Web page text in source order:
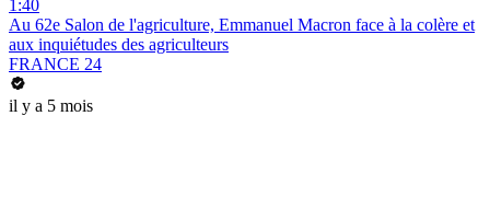
1:40
Au 62e Salon de l'agriculture, Emmanuel Macron face à la colère et
aux inquiétudes des agriculteurs
FRANCE 24
il y a 5 mois